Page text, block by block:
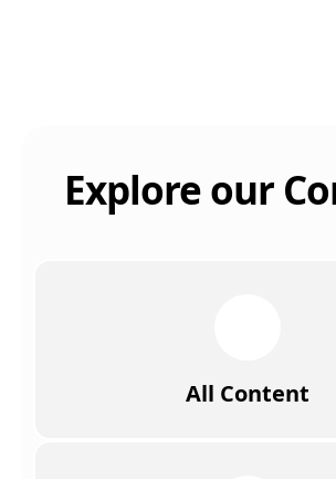
Explore our
All Content